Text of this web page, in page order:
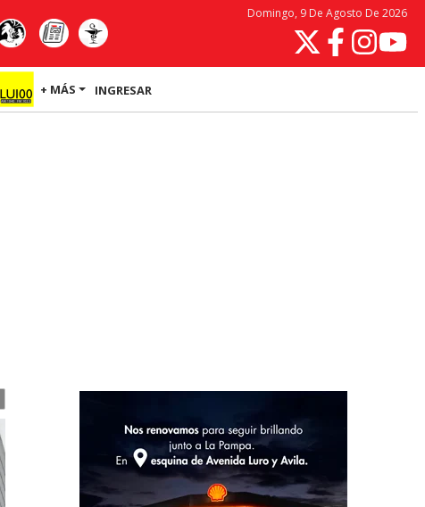
Domingo, 9 De Agosto De 2026
+ MÁS INGRESAR